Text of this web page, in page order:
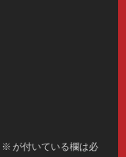
※ が付いている欄は必